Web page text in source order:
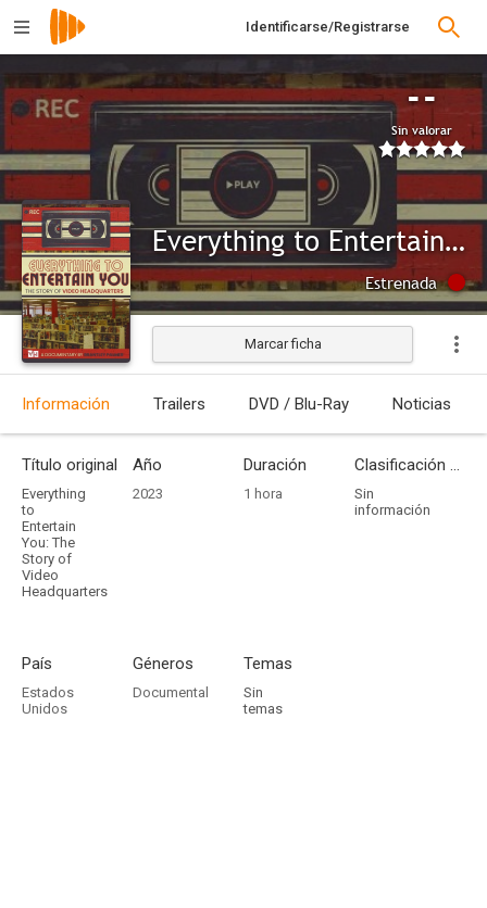
Identificarse/Registrarse
--
Sin valorar
Everything to Entertain You: The Story of Video Headquarters
Estrenada
Marcar ficha
Información Trailers DVD / Blu-Ray Noticias
Título original
Everything
to
Entertain
You: The
Story of
Video
Headquarters
Año
2023
Duración
1 hora
Clasificación por edades
Sin
información
País
Estados
Unidos
Géneros
Documental
Temas
Sin
temas